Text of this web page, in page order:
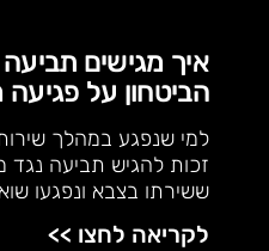
איך מגישים
הביטחון על
למי שנפגע במהלך
זכות להגיש תביעה נגד
ששירתו בצבא ונפגעו
לקריאה לחצו >>